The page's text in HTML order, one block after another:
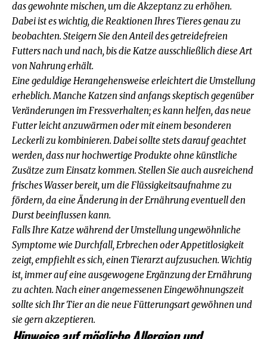
das gewohnte mischen, um die Akzeptanz zu erhöhen.
Dabei ist es wichtig, die Reaktionen Ihres Tieres genau zu
beobachten. Steigern Sie den Anteil des getreidefreien
Futters nach und nach, bis die Katze ausschließlich diese Art
von Nahrung erhält.
Eine geduldige Herangehensweise erleichtert die Umstellung
erheblich. Manche Katzen sind anfangs skeptisch gegenüber
Veränderungen im Fressverhalten; es kann helfen, das neue
Futter leicht anzuwärmen oder mit einem besonderen
Leckerli zu kombinieren. Dabei sollte stets darauf geachtet
werden, dass nur hochwertige Produkte ohne künstliche
Zusätze zum Einsatz kommen. Stellen Sie auch ausreichend
frisches Wasser bereit, um die Flüssigkeitsaufnahme zu
fördern, da eine Änderung in der Ernährung eventuell den
Durst beeinflussen kann.
Falls Ihre Katze während der Umstellung ungewöhnliche
Symptome wie Durchfall, Erbrechen oder Appetitlosigkeit
zeigt, empfiehlt es sich, einen Tierarzt aufzusuchen. Wichtig
ist, immer auf eine ausgewogene Ergänzung der Ernährung
zu achten. Nach einer angemessenen Eingewöhnungszeit
sollte sich Ihr Tier an die neue Fütterungsart gewöhnen und
sie gern akzeptieren.